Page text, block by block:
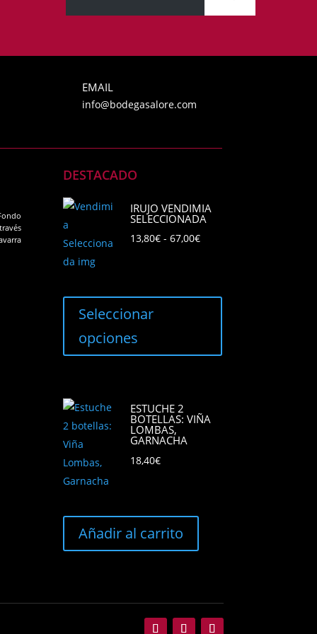
EMAIL
info@bodegasalore.com
DESTACADO
IRUJO VENDIMIA
SELECCIONADA
13,80€ - 67,00€Rango
Seleccionar
opciones
ESTUCHE 2
BOTELLAS: VIÑA
LOMBAS,
GARNACHA
18,40€
Añadir al carrito